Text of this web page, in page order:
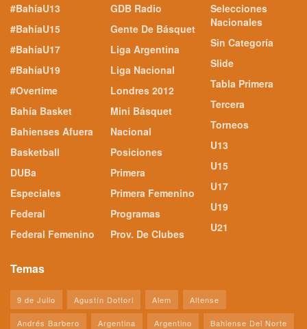
#BahíaU13
#BahíaU15
#BahíaU17
#BahíaU19
#Overtime
Bahía Basket
Bahienses Afuera
Basketball
DUBa
Especiales
Federal
Federal Femenino
GDB Radio
Gente De Básquet
Liga Argentina
Liga Nacional
Londres 2012
Mini Básquet
Nacional
Posiciones
Primera
Primera Femenino
Programas
Prov. De Clubes
Selecciones
Nacionales
Sin Categoría
Slide
Tabla Primera
Tercera
Torneos
U13
U15
U17
U19
U21
Temas
9 de Julio Agustín Dottori Alem Altense
Andrés Barbero Argentina Argentino Bahiense Del Norte